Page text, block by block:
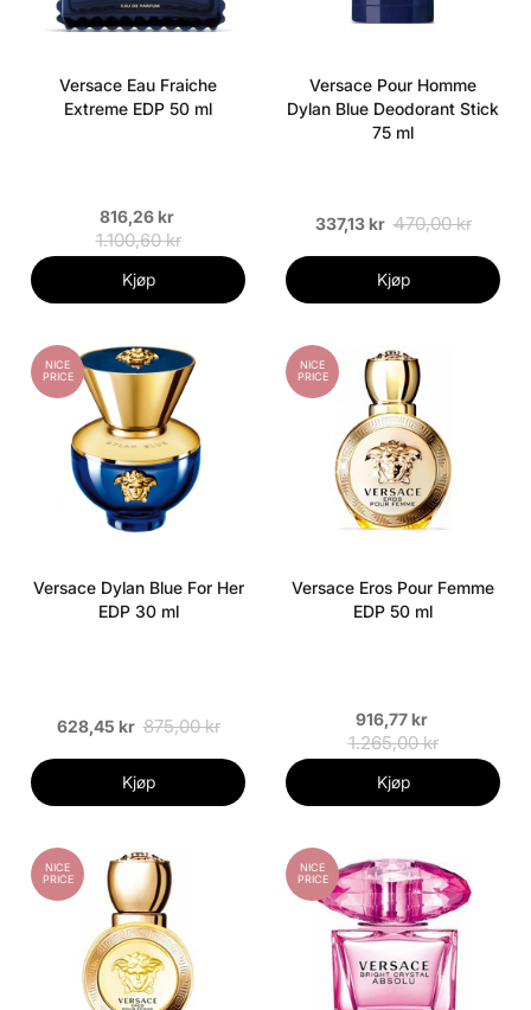
Versace Eau Fraiche
Extreme EDP 50 ml
816,26 kr
1.100,60 kr
Kjøp
Versace Pour Homme
Dylan Blue Deodorant Stick
75 ml
337,13 kr 470,00 kr
Kjøp
NICE
PRICE
Versace Dylan Blue For Her
EDP 30 ml
628,45 kr 875,00 kr
Kjøp
NICE
PRICE
Versace Eros Pour Femme
EDP 50 ml
916,77 kr
1.265,00 kr
Kjøp
NICE
PRICE
NICE
PRICE